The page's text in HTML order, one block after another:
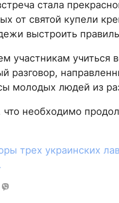
стала
от святой купели
выстроить
участникам учиться
разговор,
молодых людей из
необходимо
трех украинских